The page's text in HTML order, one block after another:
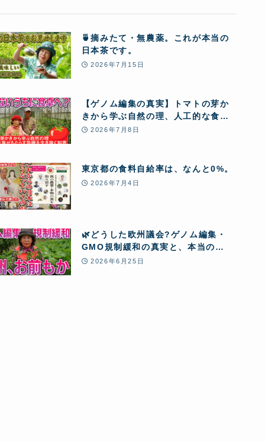
🍵摘みたて・無農薬。これが本当の
日本茶です。
2026年7月15日
【ゲノム編集の真実】トマトの芽か
きから学ぶ自然の理、人工的な食が
もたらす危機を生き抜く知恵
2026年7月8日
東京都の食料自給率は、なんと0%。
2026年7月4日
🌿どうした欧州議会?ゲノム編集・
GMO規制緩和の真実と、本当の
「食」
2026年6月25日